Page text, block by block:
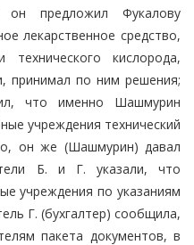
он предложил Фукалову
лекарственное средство,
технического кислорода,
принимал по ним решения;
что именно Шашмурин
учреждения технический
он же (Шашмурин) давал
Б. и Г. указали, что
учреждения по указаниям
Г. (бухгалтер) сообщила,
пакета документов, в